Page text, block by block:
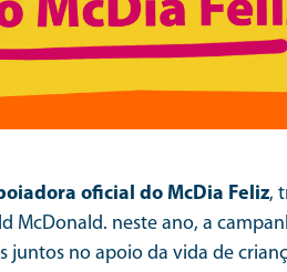
oficial do McDia Feliz,
McDonald. neste ano, a
juntos no apoio da vida de